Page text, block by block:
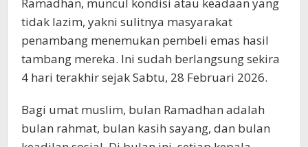
tidak lazim, yakni sulitnya masyarakat
penambang menemukan pembeli emas hasil
tambang mereka. Ini sudah berlangsung sekira
4 hari terakhir sejak Sabtu, 28 Februari 2026.
Bagi umat muslim, bulan Ramadhan adalah
bulan rahmat, bulan kasih sayang, dan bulan